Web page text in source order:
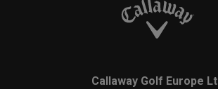
Callaway Golf Europe